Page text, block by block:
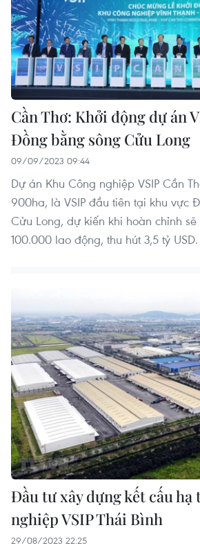
Cần Thơ: Khởi động dự án
Đồng bằng sông Cửu Long
09/09/2023 09:44
Dự án Khu Công nghiệp VSIP Cần
900ha, là VSIP đầu tiên tại khu vực
Cửu Long, dự kiến khi hoàn chỉnh
100.000 lao động, thu hút 3,5 tỷ USD.
Đầu tư xây dựng kết cấu hạ
nghiệp VSIP Thái Bình
29/08/2023 22:25